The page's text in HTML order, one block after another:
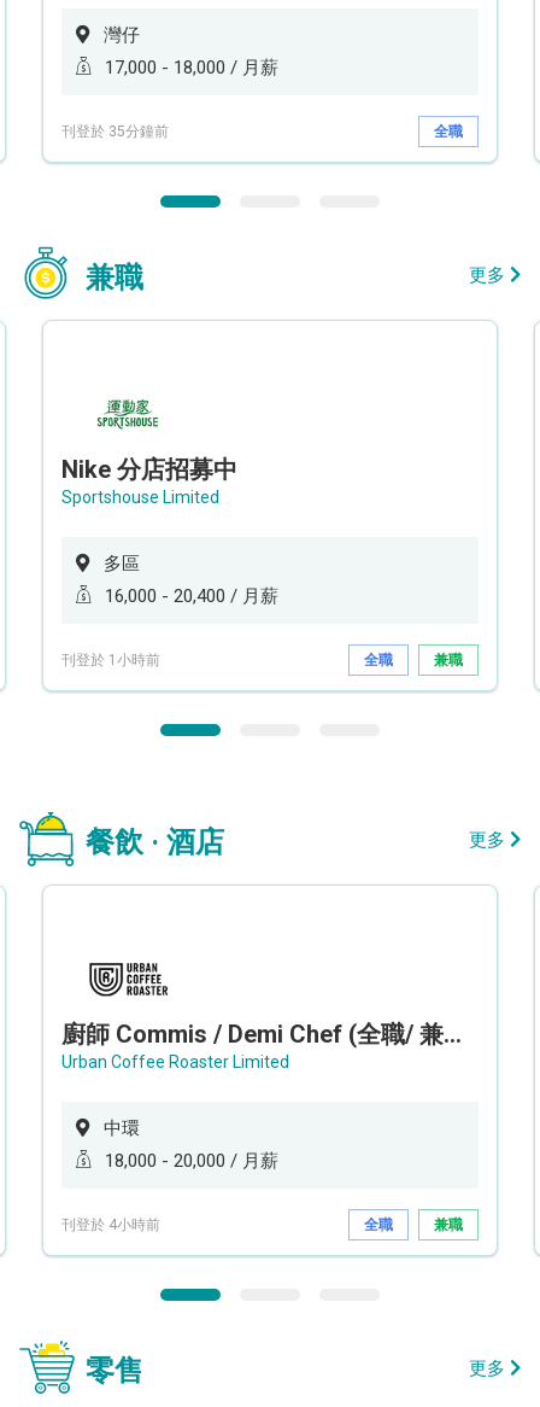
灣仔
17,000 - 18,000 / 月薪
刊登於 35分鐘前 全職
兼職 更多
Nike 分店招募中
Sportshouse Limited
多區
16,000 - 20,400 / 月薪
刊登於 1小時前 全職 兼職
餐飲 · 酒店 更多
廚師 Commis / Demi Chef (全職/ 兼職) (工作地點:中環)
Urban Coffee Roaster Limited
中環
18,000 - 20,000 / 月薪
刊登於 4小時前 全職 兼職
零售 更多